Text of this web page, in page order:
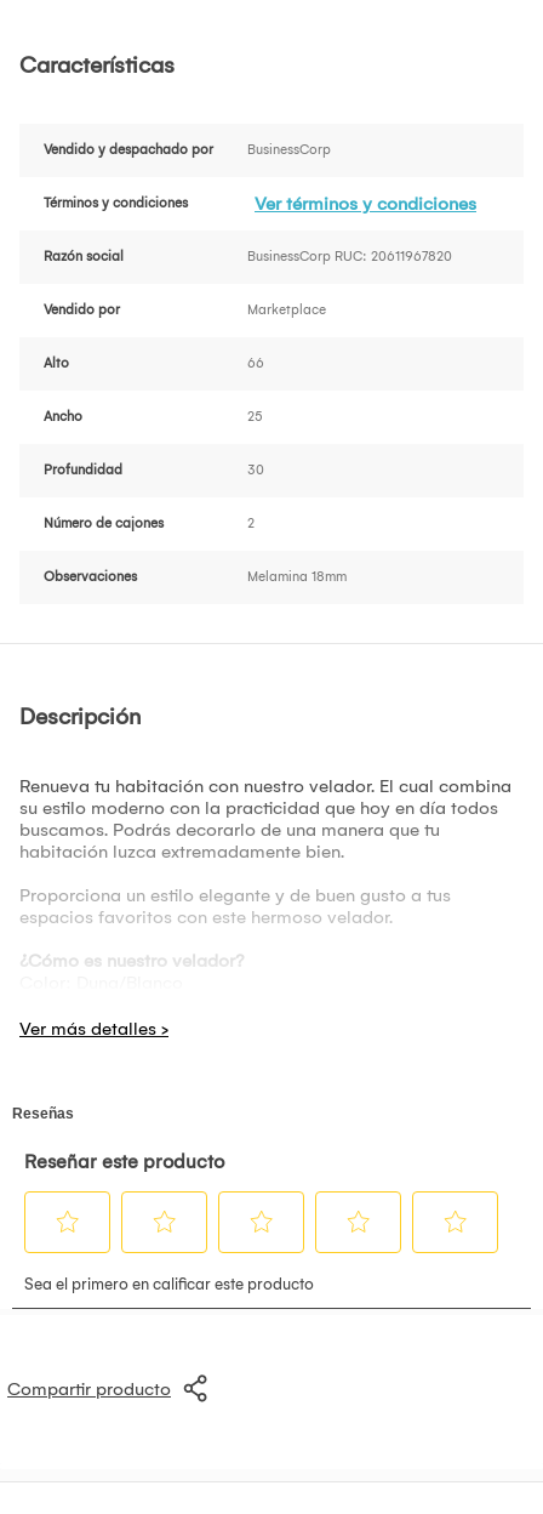
Características
Vendido y despachado por BusinessCorp
Términos y condiciones Ver términos y condiciones
Razón social BusinessCorp RUC: 20611967820
Vendido por Marketplace
Alto 66
Ancho 25
Profundidad 30
Número de cajones 2
Observaciones Melamina 18mm
Descripción
Renueva tu habitación con nuestro velador. El cual combina
su estilo moderno con la practicidad que hoy en día todos
buscamos. Podrás decorarlo de una manera que tu
habitación luzca extremadamente bien.
Proporciona un estilo elegante y de buen gusto a tus
espacios favoritos con este hermoso velador.
¿Cómo es nuestro velador?
Medidas aproximadas:
*No se aceptan cancelaciones por cambio de opinión
*No incluye servicio de instalación
*Las fotos se encuentran ambientadas.
Compartir producto